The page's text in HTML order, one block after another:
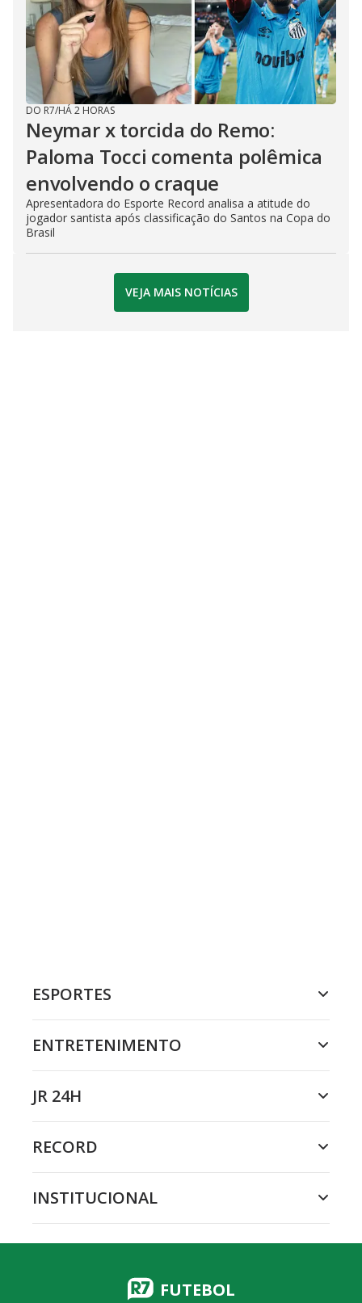
DO R7/HÁ 2 HORAS
Neymar x torcida do Remo:
Paloma Tocci comenta polêmica
envolvendo o craque
Apresentadora do Esporte Record analisa a atitude do
jogador santista após classificação do Santos na Copa do
Brasil
VEJA MAIS NOTÍCIAS
ESPORTES
ENTRETENIMENTO
JR 24H
RECORD
INSTITUCIONAL
FUTEBOL